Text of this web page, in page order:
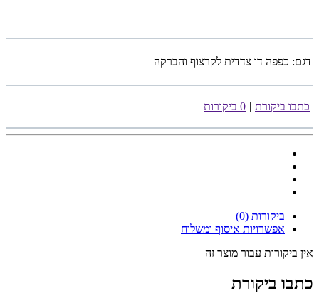
דגם: כפפה דו צדדית לקרצוף והברקה
כתבו ביקורת | 0 ביקורות
ביקורות (0)
אפשרויות איסוף ומשלוח
אין ביקורות עבור מוצר זה
כתבו ביקורת